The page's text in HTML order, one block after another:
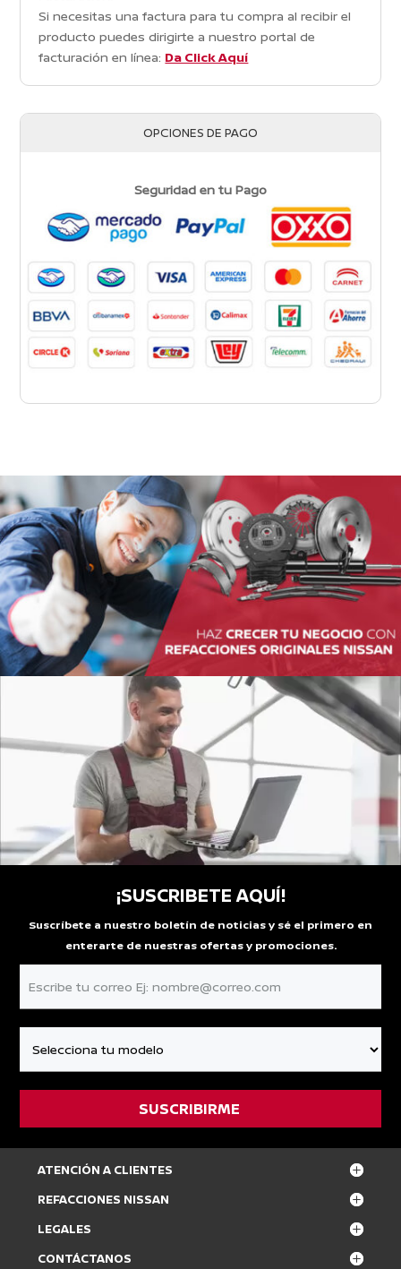
Si necesitas una factura para tu compra al recibir el
producto puedes dirigirte a nuestro portal de
facturación en línea: Da Click Aquí
OPCIONES DE PAGO
Seguridad en tu Pago
¡SUSCRIBETE AQUÍ!
Suscríbete a nuestro boletín de noticias y sé el primero en
enterarte de nuestras ofertas y promociones.
ATENCIÓN A CLIENTES
REFACCIONES NISSAN
LEGALES
CONTÁCTANOS